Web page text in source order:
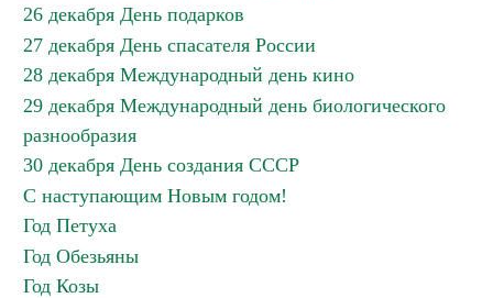
26 декабря День подарков
27 декабря День спасателя России
28 декабря Международный день кино
29 декабря Международный день биологического
разнообразия
30 декабря День создания СССР
С наступающим Новым годом!
Год Петуха
Год Обезьяны
Год Козы